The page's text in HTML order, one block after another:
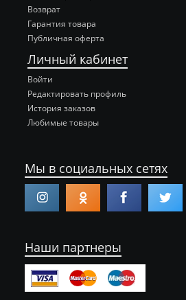
Возврат
Гарантия товара
Публичная оферта
Личный кабинет
Войти
Редактировать профиль
История заказов
Любимые товары
Мы в социальных сетях
Наши партнеры